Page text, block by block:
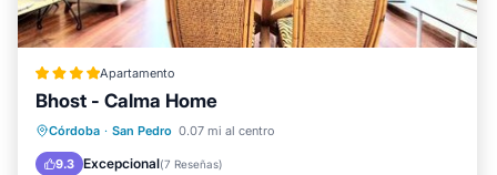
Apartamento
Bhost - Calma Home
Córdoba · San Pedro 0.07 mi al centro
9.3 Excepcional(7 Reseñas)
Balcón/Terraza
Aire acondicionado
Internet
Seguridad/Protección